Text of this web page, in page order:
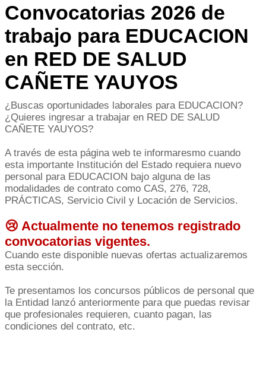
Convocatorias 2026 de
trabajo para EDUCACION
en RED DE SALUD
CAÑETE YAUYOS
¿Buscas oportunidades laborales para EDUCACION?
¿Quieres ingresar a trabajar en RED DE SALUD
CAÑETE YAUYOS?
A través de esta página web te informaresmo cuando
esta importante Institución del Estado requiera nuevo
personal para EDUCACION bajo alguna de las
modalidades de contrato como CAS, 276, 728,
PRÁCTICAS, Servicio Civil y Locación de Servicios.
😢 Actualmente no tenemos registrado
convocatorias vigentes.
Cuando este disponible nuevas ofertas actualizaremos
esta sección.
Te presentamos los concursos públicos de personal que
la Entidad lanzó anteriormente para que puedas revisar
que profesionales requieren, cuanto pagan, las
condiciones del contrato, etc.